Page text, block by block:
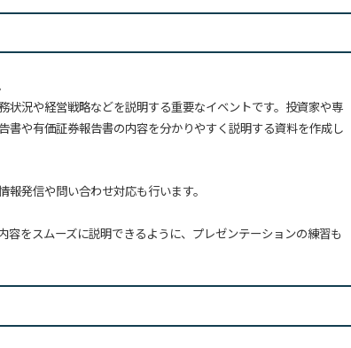
況や経営戦略などを説明する重要なイベントです。投資家や専
や有価証券報告書の内容を分かりやすく説明する資料を作成し
発信や問い合わせ対応も行います。
をスムーズに説明できるように、プレゼンテーションの練習も